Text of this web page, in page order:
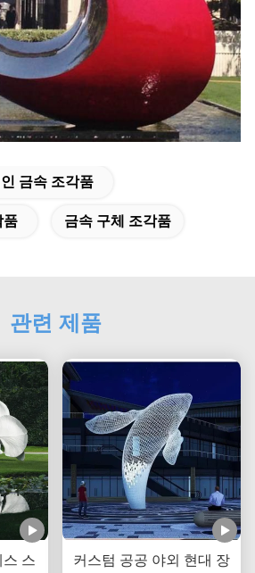
금속 조각품
품 금속 구체 조각품
관련 제품
스
커스텀 공공 야외 현대 장